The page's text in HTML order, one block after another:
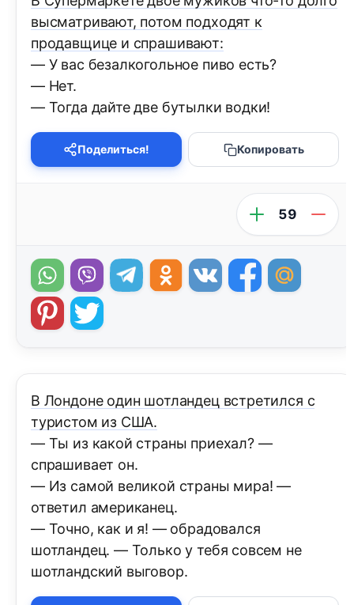
высматривают, потом подходят к
продавщице и спрашивают:
— У вас безалкогольное пиво есть?
— Нет.
— Тогда дайте две бутылки водки!
Поделиться! Копировать
59
В Лондоне один шотландец встретился с
туристом из США.
— Ты из какой страны приехал? —
спрашивает он.
— Из самой великой страны мира! —
ответил американец.
— Точно, как и я! — обрадовался
шотландец. — Только у тебя совсем не
шотландский выговор.